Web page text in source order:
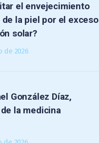
el envejecimiento
de la piel por el exceso
solar?
de 2026
González Díaz,
la medicina